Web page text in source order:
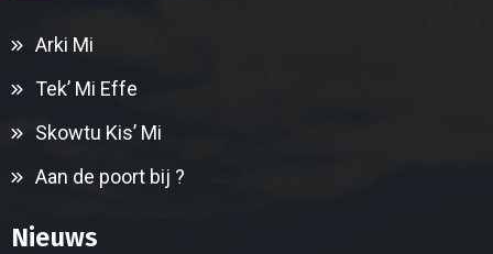
Arki Mi
Tek’ Mi Effe
Skowtu Kis’ Mi
Aan de poort bij ?
Nieuws